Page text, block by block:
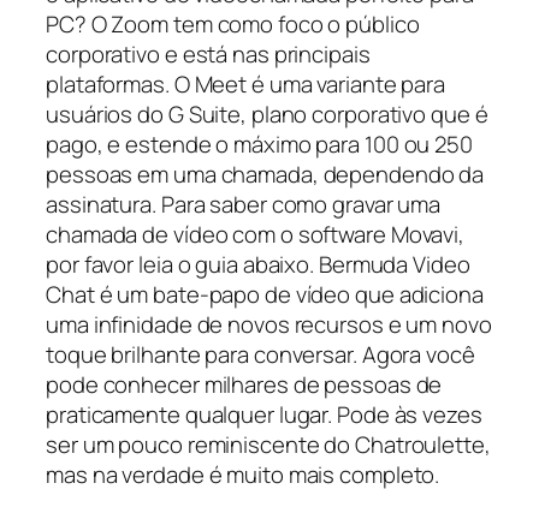
PC? O Zoom tem como foco o público
corporativo e está nas principais
plataformas. O Meet é uma variante para
usuários do G Suite, plano corporativo que é
pago, e estende o máximo para 100 ou 250
pessoas em uma chamada, dependendo da
assinatura. Para saber como gravar uma
chamada de vídeo com o software Movavi,
por favor leia o guia abaixo. Bermuda Video
Chat é um bate-papo de vídeo que adiciona
uma infinidade de novos recursos e um novo
toque brilhante para conversar. Agora você
pode conhecer milhares de pessoas de
praticamente qualquer lugar. Pode às vezes
ser um pouco reminiscente do Chatroulette,
mas na verdade é muito mais completo.